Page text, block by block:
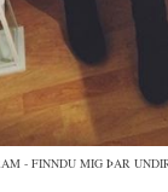
- FINNDU MIG ÞAR UNDIR